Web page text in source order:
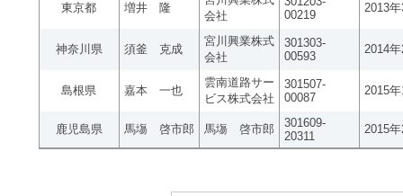
東京都 増井 隆
会社
00219
2013
神奈川県 須釜 克成
宮川興業株式
会社
301303-
00593
2014
島根県 嘉本 一也
雲南道路サー
ビス株式会社
301507-
00087
2015
鹿児島県 馬塲 啓市郎 馬塲 啓市郎
301609-
20311
2015